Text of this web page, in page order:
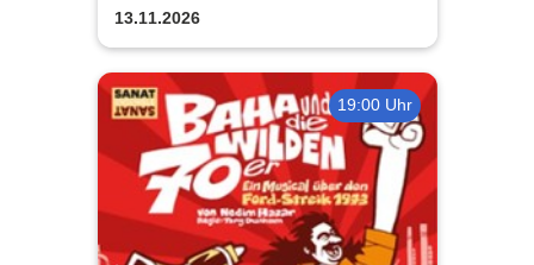
13.11.2026
19:00 Uhr